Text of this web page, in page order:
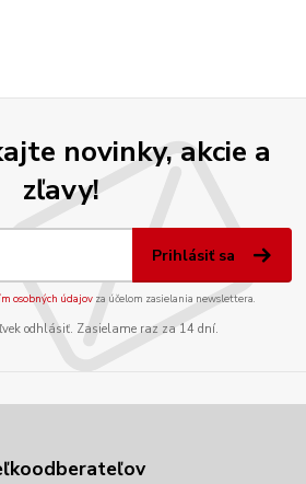
novinky, akcie a
zľavy!
Prihlásiť sa
osobných údajov za účelom zasielania newslettera.
odhlásiť. Zasielame raz za 14 dní.